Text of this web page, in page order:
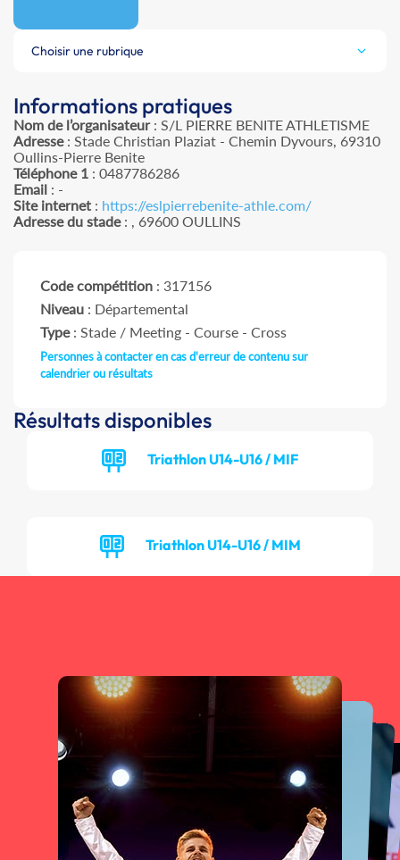
Choisir une rubrique
Informations pratiques
Nom de l’organisateur: S/L PIERRE BENITE ATHLETISME
Adresse: Stade Christian Plaziat - Chemin Dyvours, 69310
Oullins-Pierre Benite
Téléphone 1 : 0487786286
Email : -
Site internet : https://eslpierrebenite-athle.com/
Adresse du stade: , 69600 OULLINS
Code compétition : 317156
Niveau : Départemental
Type: Stade / Meeting - Course - Cross
Personnes à contacter en cas d'erreur de contenu sur
calendrier ou résultats
Résultats disponibles
Triathlon U14-U16 / MIF
Triathlon U14-U16 / MIM